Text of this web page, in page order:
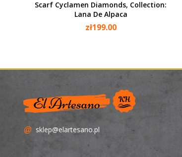
Scarf Cyclamen Diamonds, Collection:
Lana De Alpaca
zł199.00
Quick view
sklep@elartesano.pl